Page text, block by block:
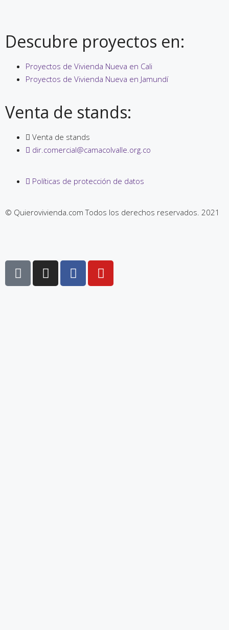
Descubre proyectos en:
Proyectos de Vivienda Nueva en Cali
Proyectos de Vivienda Nueva en Jamundí
Venta de stands:
Venta de stands
dir.comercial@camacolvalle.org.co
Políticas de protección de datos
© Quierovivienda.com Todos los derechos reservados. 2021